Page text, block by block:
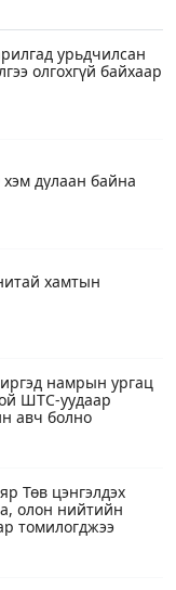
урьдчилсан
олгохгүй байхаар
дулаан байна
хамтын
намрын ургац
ШТС-уудаар
авч болно
Төв цэнгэлдэх
олон нийтийн
томилогджээ